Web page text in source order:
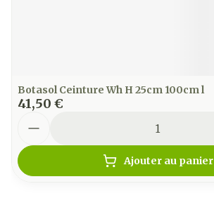
Botasol Ceinture Wh H 25cm 100cm l
41,50 €
Ajouter au panier